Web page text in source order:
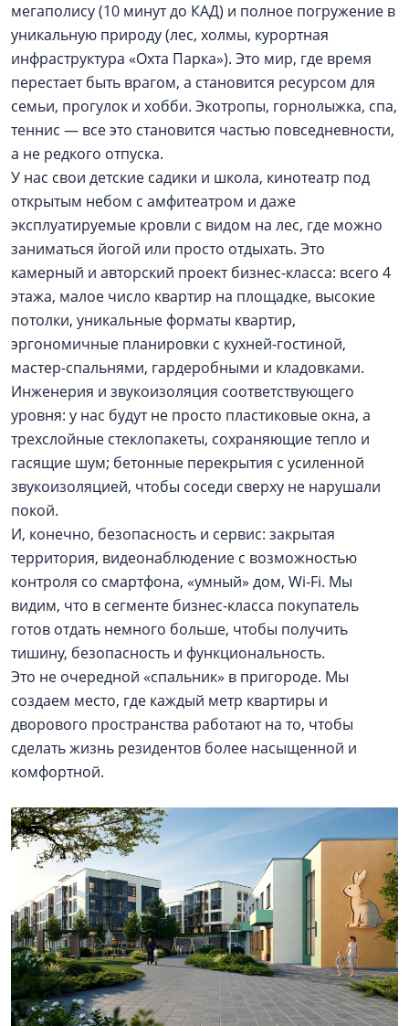
мегаполису (10 минут до КАД) и полное погружение в
уникальную природу (лес, холмы, курортная
инфраструктура «Охта Парка»). Это мир, где время
перестает быть врагом, а становится ресурсом для
семьи, прогулок и хобби. Экотропы, горнолыжка, спа,
теннис — все это становится частью повседневности,
а не редкого отпуска.
У нас свои детские садики и школа, кинотеатр под
открытым небом с амфитеатром и даже
эксплуатируемые кровли с видом на лес, где можно
заниматься йогой или просто отдыхать. Это
камерный и авторский проект бизнес-класса: всего 4
этажа, малое число квартир на площадке, высокие
потолки, уникальные форматы квартир,
эргономичные планировки с кухней-гостиной,
мастер-спальнями, гардеробными и кладовками.
Инженерия и звукоизоляция соответствующего
уровня: у нас будут не просто пластиковые окна, а
трехслойные стеклопакеты, сохраняющие тепло и
гасящие шум; бетонные перекрытия с усиленной
звукоизоляцией, чтобы соседи сверху не нарушали
покой.
И, конечно, безопасность и сервис: закрытая
территория, видеонаблюдение с возможностью
контроля со смартфона, «умный» дом, Wi-Fi. Мы
видим, что в сегменте бизнес-класса покупатель
готов отдать немного больше, чтобы получить
тишину, безопасность и функциональность.
Это не очередной «спальник» в пригороде. Мы
создаем место, где каждый метр квартиры и
дворового пространства работают на то, чтобы
сделать жизнь резидентов более насыщенной и
комфортной.